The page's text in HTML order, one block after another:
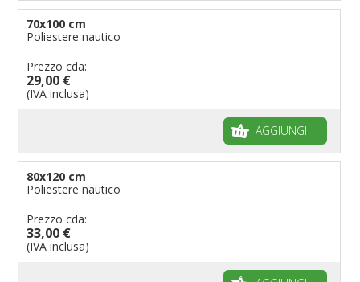
70x100 cm
Poliestere nautico
Prezzo cda:
29,00 €
(IVA inclusa)
AGGIUNGI
80x120 cm
Poliestere nautico
Prezzo cda:
33,00 €
(IVA inclusa)